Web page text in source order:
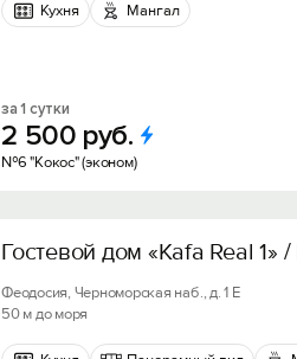
Кухня Мангал
за 1 сутки
2 500 руб.
№6 "Кокос" (эконом)
Гостевой дом «Kafa Real 1»
Феодосия, Черноморская наб., д. 1 Е
50 м до моря